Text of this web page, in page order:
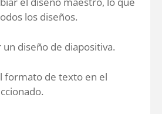
los diseños.
un diseño de diapositiva.
formato de texto en el